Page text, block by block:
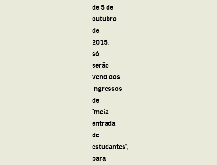
de 5 de
outubro
de
2015,
só
serão
vendidos
ingressos
de
“meia
entrada
de
estudantes”,
para